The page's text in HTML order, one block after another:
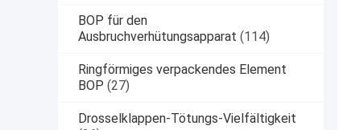
BOP für den
Ausbruchverhütungsapparat (114)
Ringförmiges verpackendes Element
BOP (27)
Drosselklappen-Tötungs-Vielfältigkeit